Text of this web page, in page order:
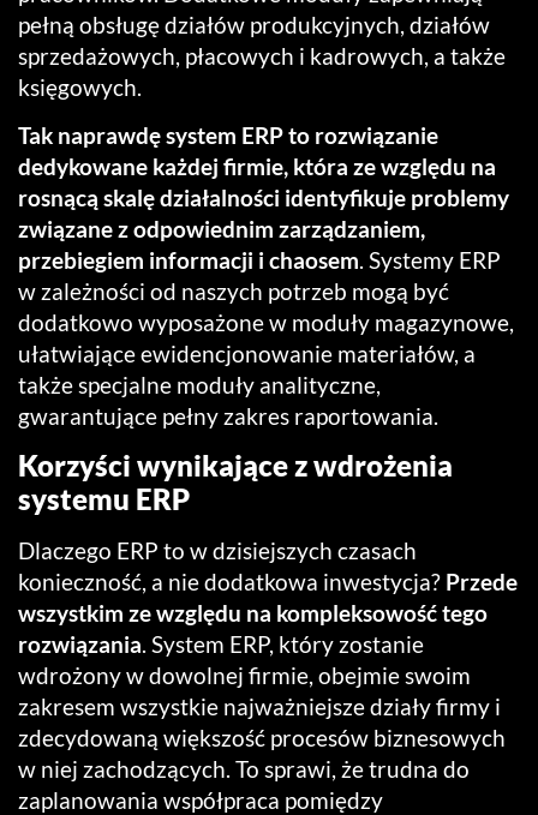
pełną obsługę działów produkcyjnych, działów
sprzedażowych, płacowych i kadrowych, a także
księgowych.
Tak naprawdę system ERP to rozwiązanie
dedykowane każdej firmie, która ze względu na
rosnącą skalę działalności identyfikuje problemy
związane z odpowiednim zarządzaniem,
przebiegiem informacji i chaosem. Systemy ERP
w zależności od naszych potrzeb mogą być
dodatkowo wyposażone w moduły magazynowe,
ułatwiające ewidencjonowanie materiałów, a
także specjalne moduły analityczne,
gwarantujące pełny zakres raportowania.
Korzyści wynikające z wdrożenia
systemu ERP
Dlaczego ERP to w dzisiejszych czasach
konieczność, a nie dodatkowa inwestycja? Przede
wszystkim ze względu na kompleksowość tego
rozwiązania. System ERP, który zostanie
wdrożony w dowolnej firmie, obejmie swoim
zakresem wszystkie najważniejsze działy firmy i
zdecydowaną większość procesów biznesowych
w niej zachodzących. To sprawi, że trudna do
zaplanowania współpraca pomiędzy